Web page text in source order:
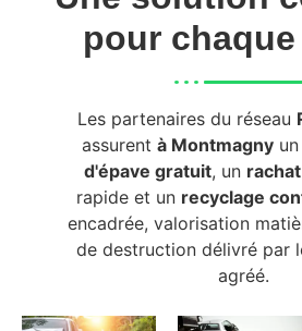
pour chaque
Les partenaires du réseau
assurent à Montmagnyun
d'épave gratuit, un
rapide et un recyclage
encadrée, valorisation
de destruction délivré par
agréé.